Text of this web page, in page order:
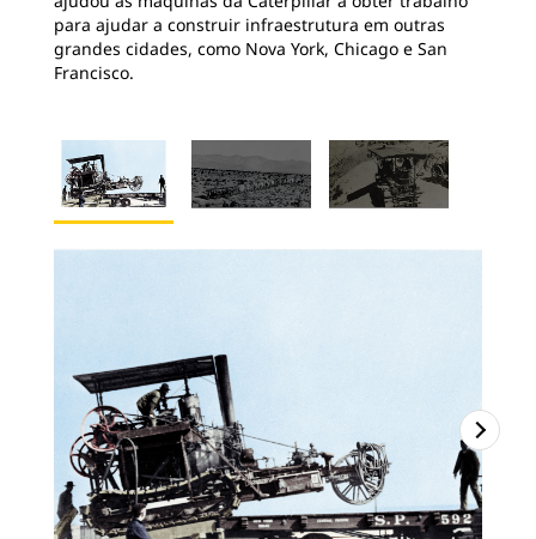
para ajudar a construir infraestrutura em outras
grandes cidades, como Nova York, Chicago e San
Francisco.